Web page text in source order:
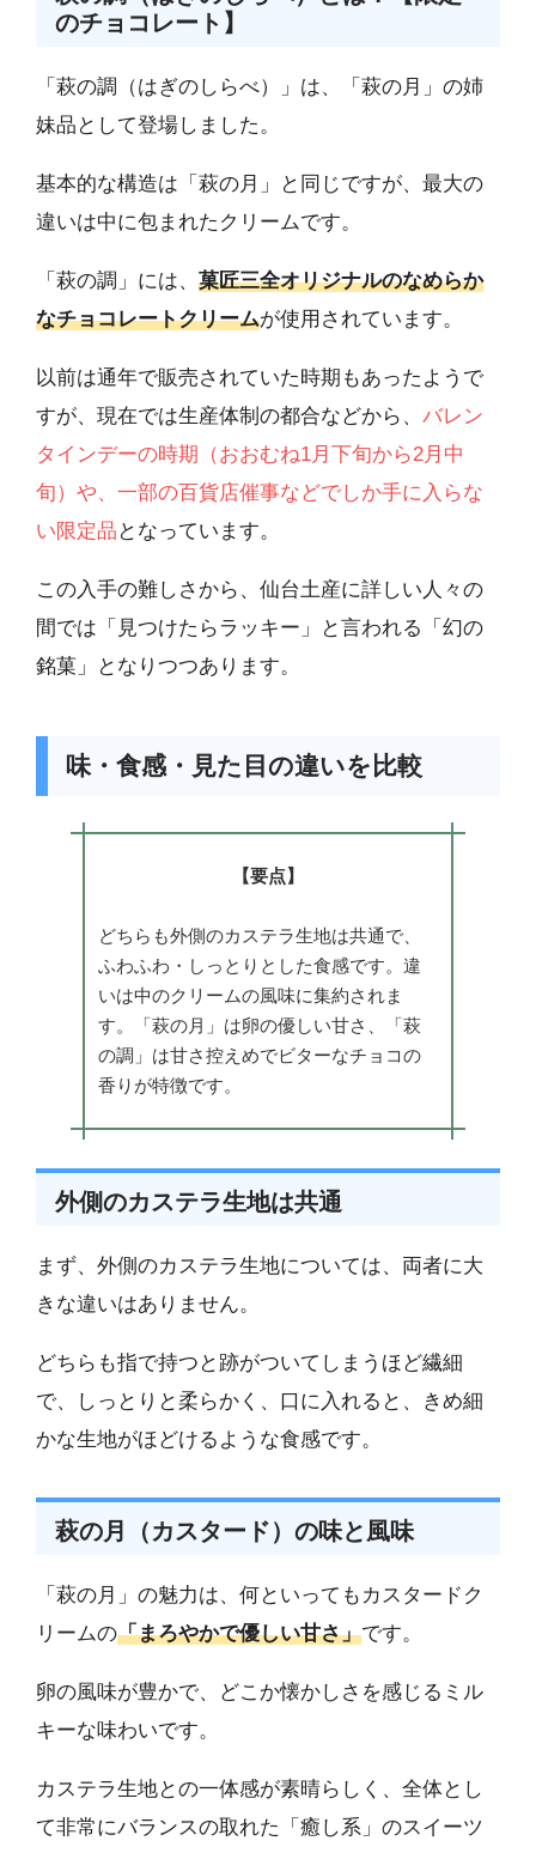
のチョコレート】
「萩の調（はぎのしらべ）」は、「萩の月」の姉
妹品として登場しました。
基本的な構造は「萩の月」と同じですが、最大の
違いは中に包まれたクリームです。
「萩の調」には、 菓匠三全オリジナルのなめらか
なチョコレートクリームが使用されています。
以前は通年で販売されていた時期もあったようで
すが、現在では生産体制の都合などから、 バレン
タインデーの時期（おおむね1月下旬から2月中
旬）や、一部の百貨店催事などでしか手に入らな
い限定品 となっています。
この入手の難しさから、仙台土産に詳しい人々の
間では「見つけたらラッキー」と言われる「幻の
銘菓」となりつつあります。
味・食感・見た目の違いを比較
【要点】
どちらも外側のカステラ生地は共通で、
ふわふわ・しっとりとした食感です。違
いは中のクリームの風味に集約されま
す。「萩の月」は卵の優しい甘さ、「萩
の調」は甘さ控えめでビターなチョコの
香りが特徴です。
外側のカステラ生地は共通
まず、外側のカステラ生地については、両者に大
きな違いはありません。
どちらも指で持つと跡がついてしまうほど繊細
で、しっとりと柔らかく、口に入れると、きめ細
かな生地がほどけるような食感です。
萩の月（カスタード）の味と風味
「萩の月」の魅力は、何といってもカスタードク
リームの「まろやかで優しい甘さ」です。
卵の風味が豊かで、どこか懐かしさを感じるミル
キーな味わいです。
カステラ生地との一体感が素晴らしく、全体とし
て非常にバランスの取れた「癒し系」のスイーツ